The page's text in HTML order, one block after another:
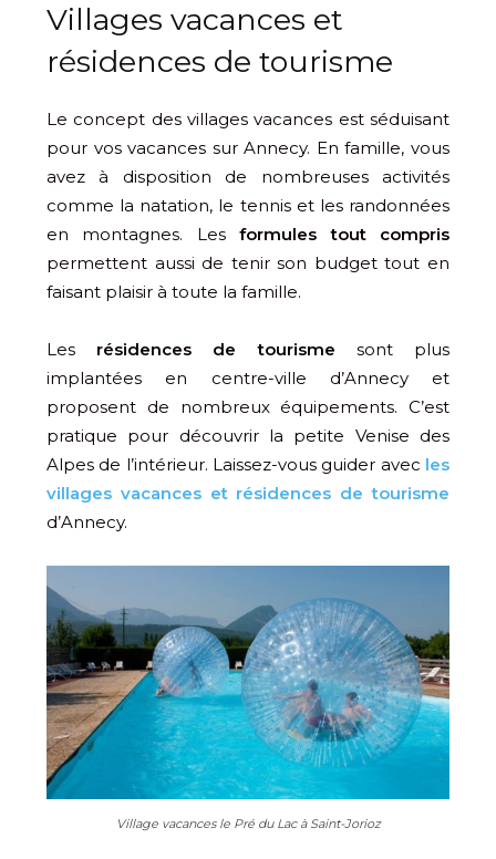
Villages vacances et
résidences de tourisme
Le concept des villages vacances est séduisant
pour vos vacances sur Annecy. En famille, vous
avez à disposition de nombreuses activités
comme la natation, le tennis et les randonnées
en montagnes. Lesformules tout compris
permettent aussi de tenir son budget tout en
faisant plaisir à toute la famille.
Les résidences de tourisme sont plus
implantées en centre-ville d’Annecy et
proposent de nombreux équipements. C’est
pratique pour découvrir la petite Venise des
Alpes de l’intérieur. Laissez-vous guider avec les
villages vacances et résidences de tourisme
d’Annecy.
Village vacances le Pré du Lac à Saint-Jorioz